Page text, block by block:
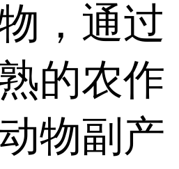
，通过
的农作
物副产